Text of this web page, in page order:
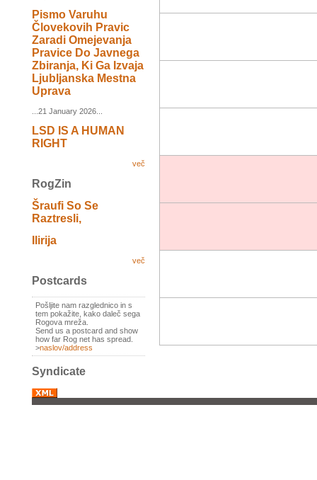
Pismo Varuhu
Človekovih Pravic
Zaradi Omejevanja
Pravice Do Javnega
Zbiranja, Ki Ga Izvaja
Ljubljanska Mestna
Uprava
...21 January 2026...
LSD IS A HUMAN
RIGHT
več
RogZin
Šraufi So Se
Raztresli,
Ilirija
več
Postcards
Pošljite nam razglednico in s
tem pokažite, kako daleč sega
Rogova mreža.
Send us a postcard and show
how far Rog net has spread.
>naslov/address
Syndicate